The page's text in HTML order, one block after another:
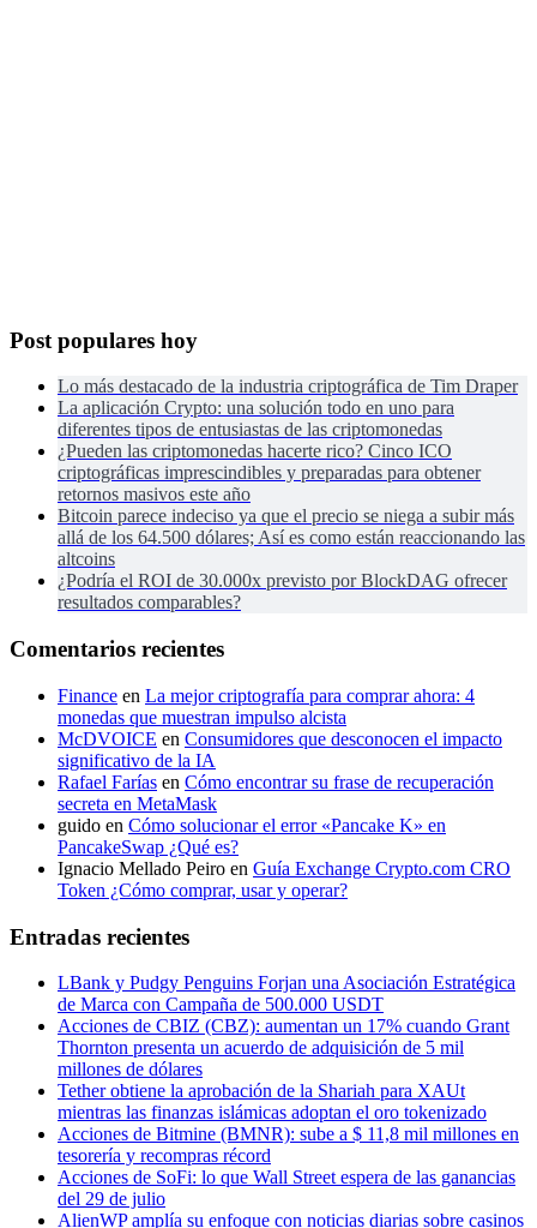
Post populares hoy
Lo más destacado de la industria criptográfica de Tim Draper
La aplicación Crypto: una solución todo en uno para
diferentes tipos de entusiastas de las criptomonedas
¿Pueden las criptomonedas hacerte rico? Cinco ICO
criptográficas imprescindibles y preparadas para obtener
retornos masivos este año
Bitcoin parece indeciso ya que el precio se niega a subir más
allá de los 64.500 dólares; Así es como están reaccionando las
altcoins
¿Podría el ROI de 30.000x previsto por BlockDAG ofrecer
resultados comparables?
Comentarios recientes
Finance en La mejor criptografía para comprar ahora: 4
monedas que muestran impulso alcista
McDVOICE en Consumidores que desconocen el impacto
significativo de la IA
Rafael Farías en Cómo encontrar su frase de recuperación
secreta en MetaMask
guido en Cómo solucionar el error «Pancake K» en
PancakeSwap ¿Qué es?
Ignacio Mellado Peiro en Guía Exchange Crypto.com CRO
Token ¿Cómo comprar, usar y operar?
Entradas recientes
LBank y Pudgy Penguins Forjan una Asociación Estratégica
de Marca con Campaña de 500.000 USDT
Acciones de CBIZ (CBZ): aumentan un 17% cuando Grant
Thornton presenta un acuerdo de adquisición de 5 mil
millones de dólares
Tether obtiene la aprobación de la Shariah para XAUt
mientras las finanzas islámicas adoptan el oro tokenizado
Acciones de Bitmine (BMNR): sube a $ 11,8 mil millones en
tesorería y recompras récord
Acciones de SoFi: lo que Wall Street espera de las ganancias
del 29 de julio
AlienWP amplía su enfoque con noticias diarias sobre casinos